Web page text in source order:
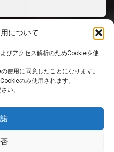
について
びアクセス解析のためCookieを使
使用に同意したことになります。
のみ使用されます。
い。